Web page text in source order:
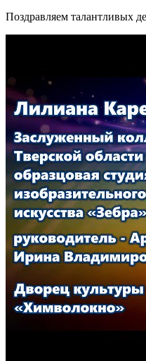
Поздравляем талантливых